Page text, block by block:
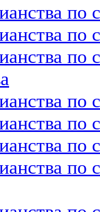
по
по
по
по
по
по